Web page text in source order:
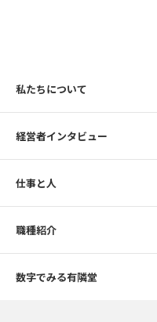
私たちについて
経営者インタビュー
仕事と人
職種紹介
数字でみる有隣堂